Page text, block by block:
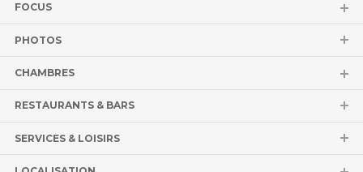
FOCUS
PHOTOS
CHAMBRES
RESTAURANTS & BARS
SERVICES & LOISIRS